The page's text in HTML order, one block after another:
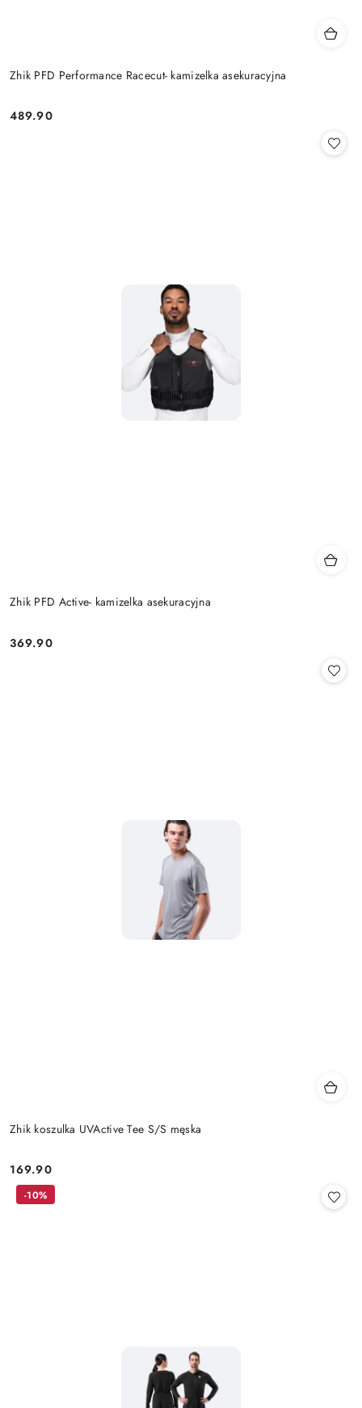
Zhik PFD Performance Racecut- kamizelka asekuracyjna
Cena:
489.90
Zhik PFD Active- kamizelka asekuracyjna
Cena:
369.90
Zhik koszulka UVActive Tee S/S męska
Cena:
169.90
-10%